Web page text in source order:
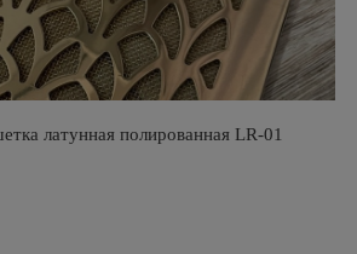
латунная полированная LR-01